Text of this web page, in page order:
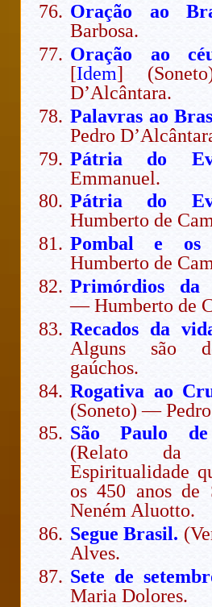
Oração ao
Barbosa.
Oração ao
[Idem]
D’Alcântara.
Palavras ao
Pedro
Pátria do
Emmanuel.
Pátria do
Humberto de
Pombal e os
Humberto de
Primórdios da
— Humberto de
Recados da
Alguns são
gaúchos.
Rogativa ao
(Soneto) —
São Paulo
(Relato da
Espiritualidade
os 450 anos
Neném Aluotto.
Segue Brasil.
Alves.
Sete de
Maria Dolores.